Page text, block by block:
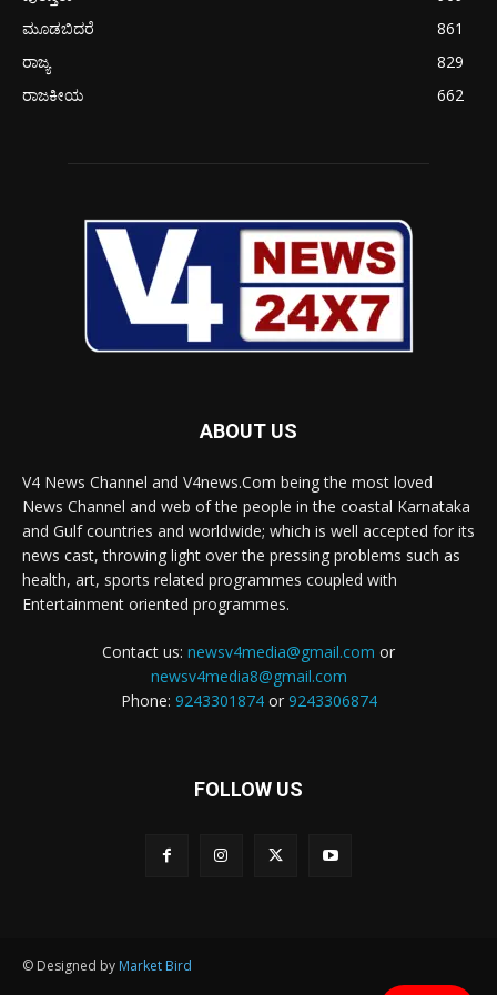
ಮೂಡಬಿದರೆ
861
ರಾಜ್ಯ
829
ರಾಜಕೀಯ
662
ABOUT US
V4 News Channel and V4news.Com being the most loved
News Channel and web of the people in the coastal Karnataka
and Gulf countries and worldwide; which is well accepted for its
news cast, throwing light over the pressing problems such as
health, art, sports related programmes coupled with
Entertainment oriented programmes.
Contact us: newsv4media@gmail.com or
newsv4media8@gmail.com
Phone: 9243301874or 9243306874
FOLLOW US
© Designed by Market Bird